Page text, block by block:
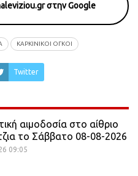
στην Google
ΚΑΡΚΙΝΙΚΟΙ ΟΓΚΟΙ
Twitter
αιμοδοσία στο αίθριο
το Σάββατο 08-08-2026
09:05